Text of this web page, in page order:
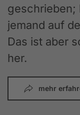
geschrieben;
jemand auf
Das ist aber
her.
mehr